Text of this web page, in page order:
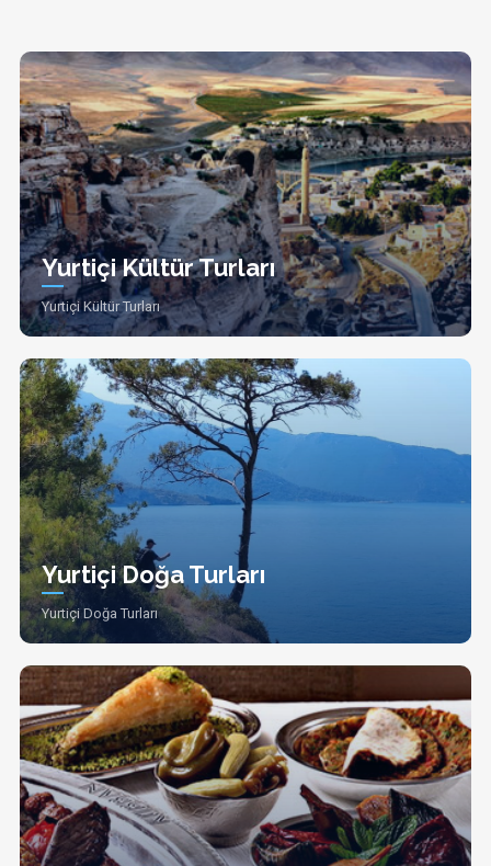
Yurtiçi Kültür Turları
Yurtiçi Kültür Turları
Yurtiçi Doğa Turları
Yurtiçi Doğa Turları